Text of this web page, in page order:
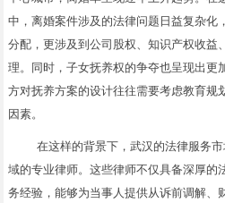
中，离婚案件涉及的法律问题日益复杂化
分配，更涉及到公司股权、知识产权收益
理。同时，子女抚养权的争夺也呈现出更
方对抚养方案的设计往往需要考虑教育规
因素。
在这样的背景下，武汉的法律服务
域的专业律师。这些律师不仅具备深厚的
务经验，能够为当事人提供从诉前调解、